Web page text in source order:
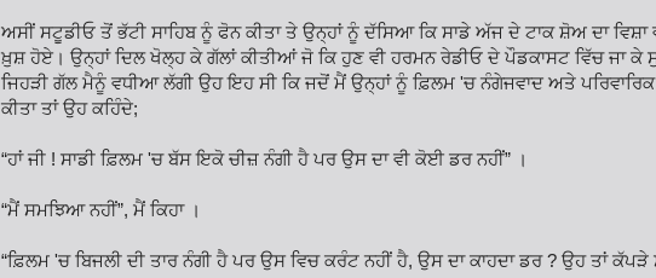
ਅਸੀਂ ਸਟੂਡੀਓ ਤੋਂ ਭੱਟੀ ਸਾਹਿਬ ਨੂੰ ਫੋਨ ਕੀਤਾ ਤੇ ਉਨ੍ਹਾਂ ਨੂੰ ਦੱਸਿਆ ਕਿ ਸਾਡੇ ਅੱਜ ਦੇ ਟਾਕ ਸ਼ੋਅ ਦਾ ਵਿਸ਼ਾ
ਖ਼ੁਸ਼ ਹੋਏ। ਉਨ੍ਹਾਂ ਦਿਲ ਖੋਲ੍ਹ ਕੇ ਗੱਲਾਂ ਕੀਤੀਆਂ ਜੋ ਕਿ ਹੁਣ ਵੀ ਹਰਮਨ ਰੇਡੀਓ ਦੇ ਪੌਡਕਾਸਟ ਵਿੱਚ ਜਾ
ਜਿਹੜੀ ਗੱਲ ਮੈਨੂੰ ਵਧੀਆ ਲੱਗੀ ਉਹ ਇਹ ਸੀ ਕਿ ਜਦੋਂ ਮੈਂ ਉਨ੍ਹਾਂ ਨੂੰ ਫ਼ਿਲਮ 'ਚ ਨੰਗੇਜਵਾਦ ਅਤੇ
ਕੀਤਾ ਤਾਂ ਉਹ ਕਹਿੰਦੇ;
“ਹਾਂ ਜੀ ! ਸਾਡੀ ਫ਼ਿਲਮ 'ਚ ਬੱਸ ਇਕੋ ਚੀਜ਼ ਨੰਗੀ ਹੈ ਪਰ ਉਸ ਦਾ ਵੀ ਕੋਈ ਡਰ ਨਹੀਂ” ।
“ਮੈਂ ਸਮਝਿਆ ਨਹੀਂ”, ਮੈਂ ਕਿਹਾ ।
“ਫ਼ਿਲਮ 'ਚ ਬਿਜਲੀ ਦੀ ਤਾਰ ਨੰਗੀ ਹੈ ਪਰ ਉਸ ਵਿਚ ਕਰੰਟ ਨਹੀਂ ਹੈ, ਉਸ ਦਾ ਕਾਹਦਾ ਡਰ ? ਉਹ ਤਾਂ